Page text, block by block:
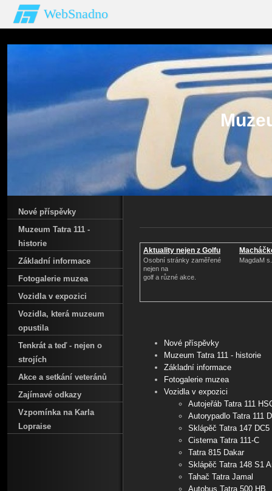
WebSnadno
Aktuality nejen z Golfu
Osobní stránky zaměřené
nejen na
golf a různé akce.
MagdaM
Nové příspěvky
Muzeum Tatra 111 - historie
Základní informace
Fotogalerie muzea
Vozidla v expozici
Autojeřáb Tatra 111
Autorypadlo Tatra 111
Sklápěč Tatra 147 DC5
Cisterna Tatra 111-C
Tatra 815 Dakar
Sklápěč Tatra 148 S1
Tahač Tatra Jamal
Autobus Tatra 500 HB
Nové příspěvky
Muzeum Tatra 111 -
historie
Základní informace
Fotogalerie muzea
Vozidla v expozici
Vozidla‚ která muzeum
opustila
Tenkrát a teď - nejen o
strojích
Akce a setkání veteránů
Zajímavé odkazy
Vzpomínka na Karla
Lopraise